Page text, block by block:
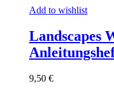
Add to wishlist
Landscapes
9,50 €